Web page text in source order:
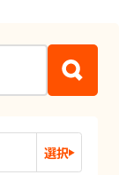
選択